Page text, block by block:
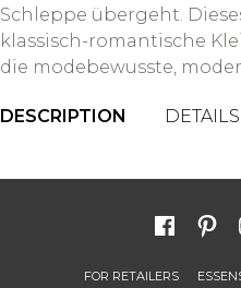
Schleppe übergeht.
klassisch-romantische
die modebewusste,
DESCRIPTION DETAILS
FOR RETAILERS